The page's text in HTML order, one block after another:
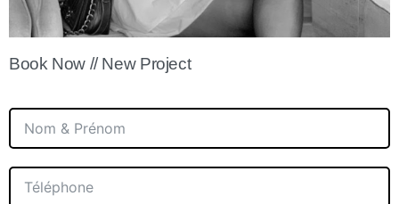
Book Now // New Project